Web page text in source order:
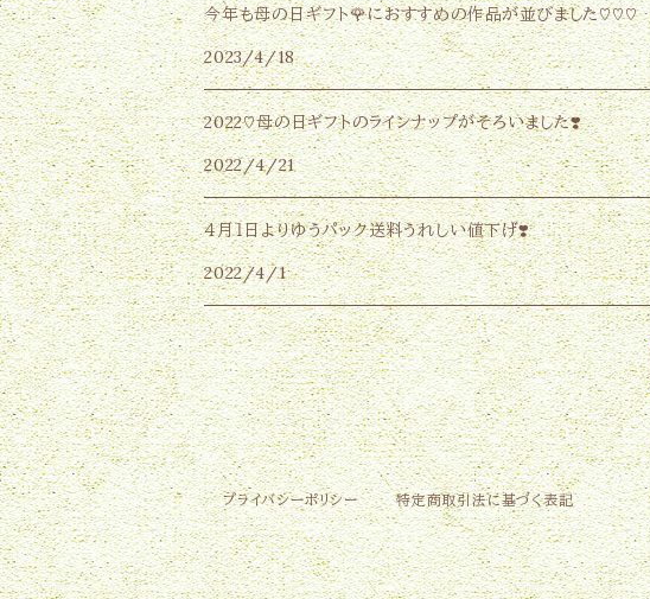
今年も母の日ギフト🌹におすすめの作品が並びました♡♡♡
2023/4/18
2022♡母の日ギフトのラインナップがそろいました❣️
2022/4/21
４月１日よりゆうパック送料うれしい値下げ❣️
2022/4/1
プライバシーポリシー 特定商取引法に基づく表記